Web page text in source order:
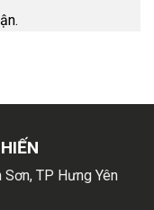
TP Hưng Yên